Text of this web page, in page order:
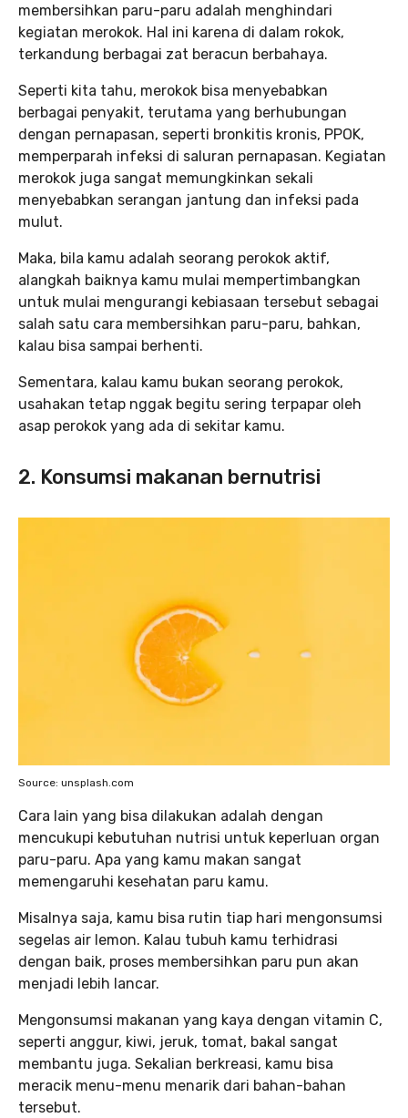
membersihkan paru-paru adalah menghindari
kegiatan merokok. Hal ini karena di dalam rokok,
terkandung berbagai zat beracun berbahaya.
Seperti kita tahu, merokok bisa menyebabkan
berbagai penyakit, terutama yang berhubungan
dengan pernapasan, seperti bronkitis kronis, PPOK,
memperparah infeksi di saluran pernapasan. Kegiatan
merokok juga sangat memungkinkan sekali
menyebabkan serangan jantung dan infeksi pada
mulut.
Maka, bila kamu adalah seorang perokok aktif,
alangkah baiknya kamu mulai mempertimbangkan
untuk mulai mengurangi kebiasaan tersebut sebagai
salah satu cara membersihkan paru-paru, bahkan,
kalau bisa sampai berhenti.
Sementara, kalau kamu bukan seorang perokok,
usahakan tetap nggak begitu sering terpapar oleh
asap perokok yang ada di sekitar kamu.
2. Konsumsi makanan bernutrisi
Source: unsplash.com
Cara lain yang bisa dilakukan adalah dengan
mencukupi kebutuhan nutrisi untuk keperluan organ
paru-paru. Apa yang kamu makan sangat
memengaruhi kesehatan paru kamu.
Misalnya saja, kamu bisa rutin tiap hari mengonsumsi
segelas air lemon. Kalau tubuh kamu terhidrasi
dengan baik, proses membersihkan paru pun akan
menjadi lebih lancar.
Mengonsumsi makanan yang kaya dengan vitamin C,
seperti anggur, kiwi, jeruk, tomat, bakal sangat
membantu juga. Sekalian berkreasi, kamu bisa
meracik menu-menu menarik dari bahan-bahan
tersebut.